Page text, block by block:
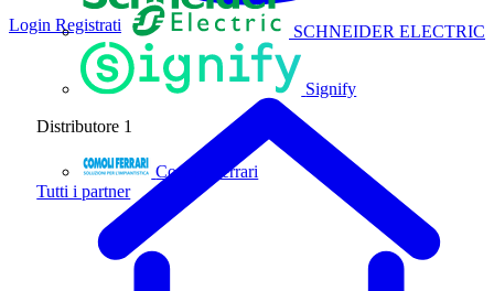
SCHNEIDER ELECTRIC
Signify
Distributore 1
Comoli Ferrari
Tutti i partner
Login Registrati